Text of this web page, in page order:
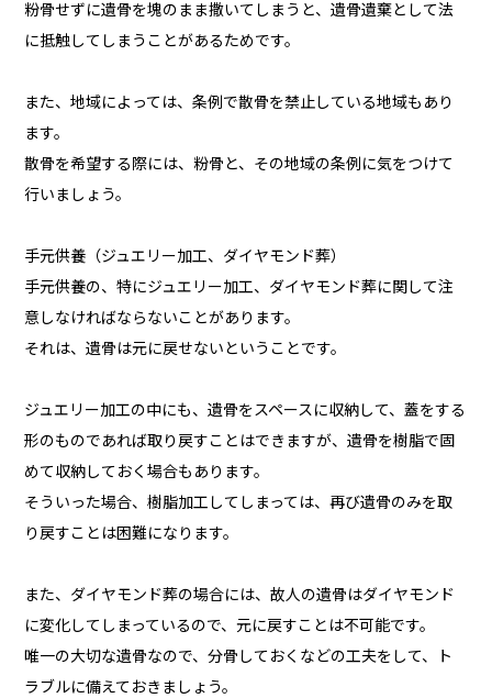
粉骨せずに遺骨を塊のまま撒いてしまうと、遺骨遺棄として法
に抵触してしまうことがあるためです。
また、地域によっては、条例で散骨を禁止している地域もあり
ます。
散骨を希望する際には、粉骨と、その地域の条例に気をつけて
行いましょう。
手元供養（ジュエリー加工、ダイヤモンド葬）
手元供養の、特にジュエリー加工、ダイヤモンド葬に関して注
意しなければならないことがあります。
それは、遺骨は元に戻せないということです。
ジュエリー加工の中にも、遺骨をスペースに収納して、蓋をする
形のものであれば取り戻すことはできますが、遺骨を樹脂で固
めて収納しておく場合もあります。
そういった場合、樹脂加工してしまっては、再び遺骨のみを取
り戻すことは困難になります。
また、ダイヤモンド葬の場合には、故人の遺骨はダイヤモンド
に変化してしまっているので、元に戻すことは不可能です。
唯一の大切な遺骨なので、分骨しておくなどの工夫をして、ト
ラブルに備えておきましょう。